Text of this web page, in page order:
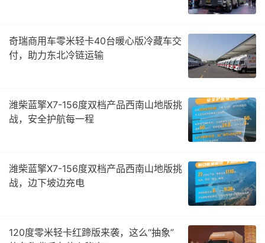
奇瑞商用车零米轻卡40台暖心版冷藏车交
付，助力东北冷链运输
潍柴蓝擎X7-156度双档产品西南山地版挑
战，安全护航每一程
潍柴蓝擎X7-156度双档产品西南山地版挑
战，边下坡边充电
120度零米轻卡红蹄版来袭，这么“抽象”